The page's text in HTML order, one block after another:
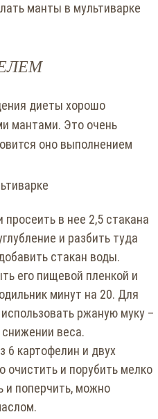
манты в мультиварке
диеты хорошо
мантами. Это очень
оно выполнением
просеить в нее 2,5 стакана
и разбить туда
стакан воды.
его пищевой пленкой и
минут на 20. Для
ржаную муку –
веса.
6 картофелин и двух
очистить и порубить мелко
и поперчить, можно